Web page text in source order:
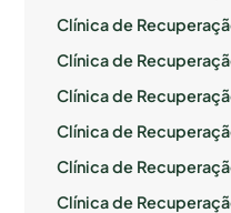
Clínica de
Clínica de
Clínica de
Clínica de
Clínica de
Clínica de